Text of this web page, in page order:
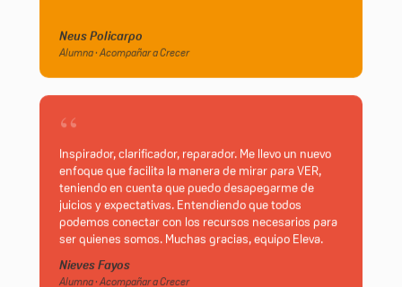
Neus Policarpo
Alumna · Acompañar a Crecer
“
Inspirador, clarificador, reparador. Me llevo un nuevo
enfoque que facilita la manera de mirar para VER,
teniendo en cuenta que puedo desapegarme de
juicios y expectativas. Entendiendo que todos
podemos conectar con los recursos necesarios para
ser quienes somos. Muchas gracias, equipo Eleva.
Nieves Fayos
Alumna · Acompañar a Crecer